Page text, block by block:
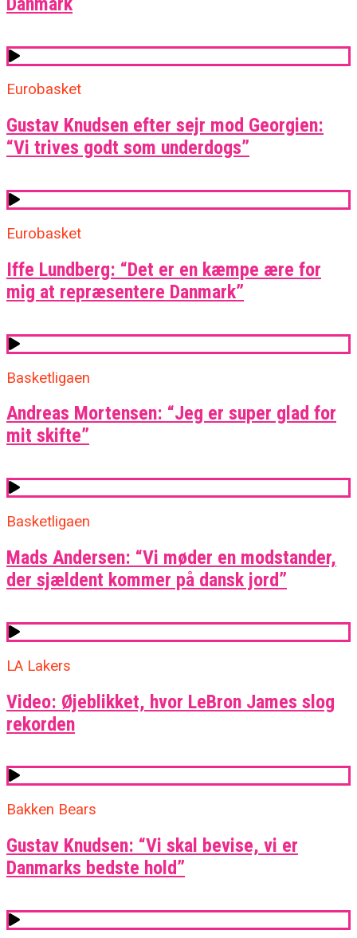
Eurobasket
Gustav Knudsen efter sejr mod Georgien:
“Vi trives godt som underdogs”
Eurobasket
Iffe Lundberg: “Det er en kæmpe ære for
mig at repræsentere Danmark”
Basketligaen
Andreas Mortensen: “Jeg er super glad for
mit skifte”
Basketligaen
Mads Andersen: “Vi møder en modstander,
der sjældent kommer på dansk jord”
LA Lakers
Video: Øjeblikket, hvor LeBron James slog
rekorden
Bakken Bears
Gustav Knudsen: “Vi skal bevise, vi er
Danmarks bedste hold”